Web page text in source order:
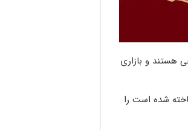
هستند و بازاری
شده است را